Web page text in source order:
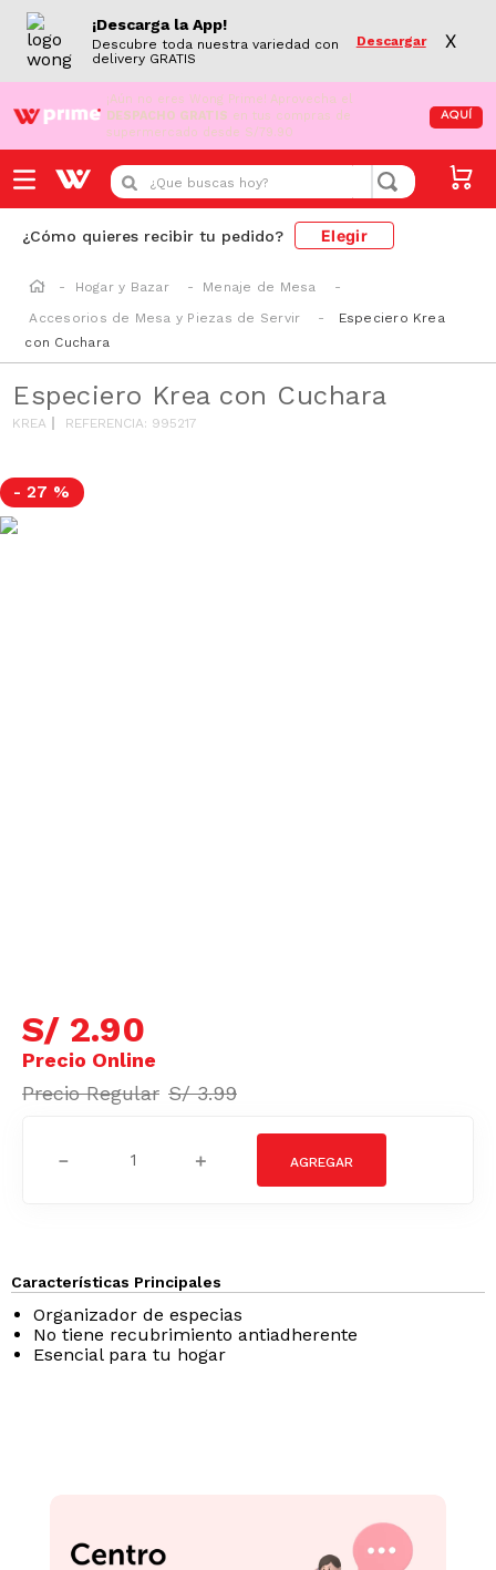
¡Descarga la App!
Descubre toda nuestra variedad con
delivery GRATIS
Descargar X
¡Aún no eres Wong Prime! Aprovecha el
DESPACHO GRATIS en tus compras de
supermercado desde S/79.90
AQUÍ
¿Que buscas hoy?
¿Cómo quieres recibir tu pedido? Elegir
Hogar y Bazar
Menaje de Mesa
Accesorios de Mesa y Piezas de Servir
Especiero Krea
con Cuchara
Especiero Krea con Cuchara
KREA REFERENCIA: 995217
- 27 %
S/ 2.90
S/ 3.99
＋
－
Características Principales
Organizador de especias
No tiene recubrimiento antiadherente
Esencial para tu hogar